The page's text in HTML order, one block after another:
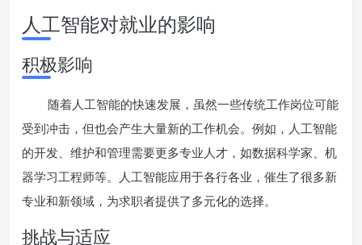
人工智能对就业的影响
积极影响
随着人工智能的快速发展，虽然一些传统工作岗位可能
受到冲击，但也会产生大量新的工作机会。例如，人工智能
的开发、维护和管理需要更多专业人才，如数据科学家、机
器学习工程师等。人工智能应用于各行各业，催生了很多新
专业和新领域，为求职者提供了多元化的选择。
挑战与适应